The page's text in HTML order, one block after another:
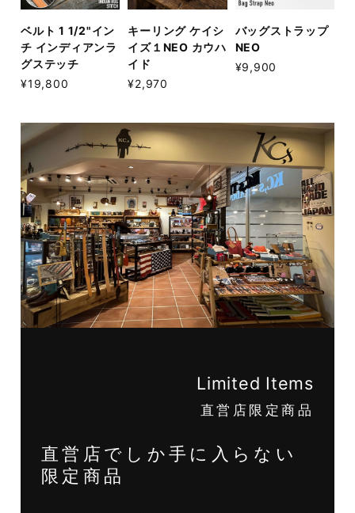
ベルト 1 1/2"イン
チ インディアンラ
グステッチ
¥19,800
キーリング ケイシ
イズ１NEO カウハ
イド
¥2,970
バッグストラップ
NEO
¥9,900
Limited Items
直営店限定商品
直営店でしか手に入らない
限定商品